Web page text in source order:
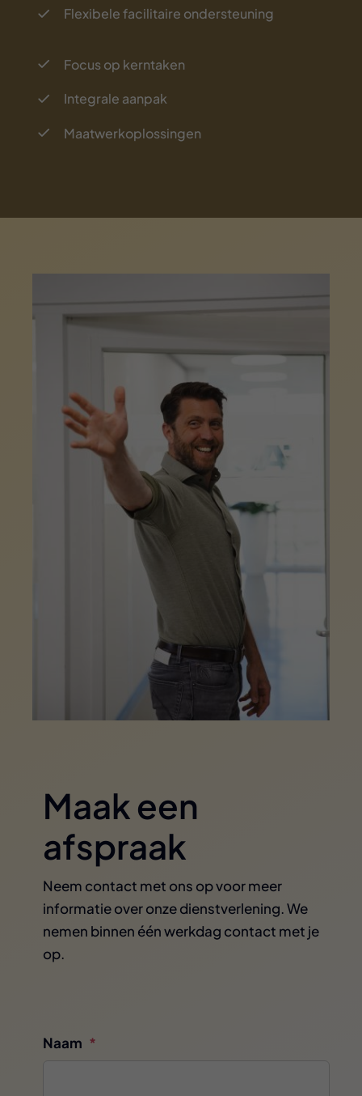
Flexibele facilitaire ondersteuning
Focus op kerntaken
Integrale aanpak
Maatwerkoplossingen
Maak een
afspraak
Neem contact met ons op voor meer
informatie over onze dienstverlening. We
nemen binnen één werkdag contact met je
op.
Naam *